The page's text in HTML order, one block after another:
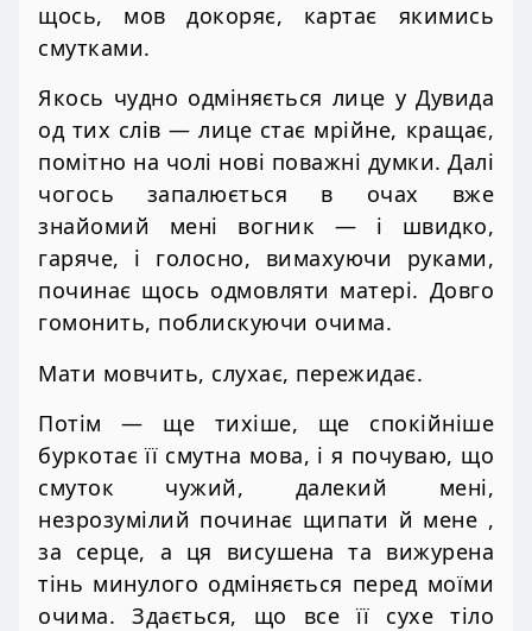
щось, мов докоряє, картає якимись
смутками.
Якось чудно одміняється лице у Дувида
од тих слів — лице стає мрійне, кращає,
помітно на чолі нові поважні думки. Далі
чогось запалюється в очах вже
знайомий мені вогник — і швидко,
гаряче, і голосно, вимахуючи руками,
починає щось одмовляти матері. Довго
гомонить, поблискуючи очима.
Мати мовчить, слухає, пережидає.
Потім — ще тихіше, ще спокійніше
буркотає її смутна мова, і я почуваю, що
смуток чужий, далекий мені,
незрозумілий починає щипати й мене ,
за серце, а ця висушена та вижурена
тінь минулого одміняється перед моїми
очима. Здається, що все її сухе тіло